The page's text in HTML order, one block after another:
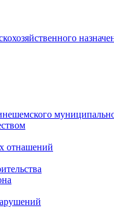
отнашений